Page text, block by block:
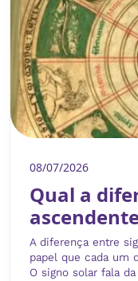
08/07/2026
Qual a
A diferença entre
papel que cada um
O signo solar fala